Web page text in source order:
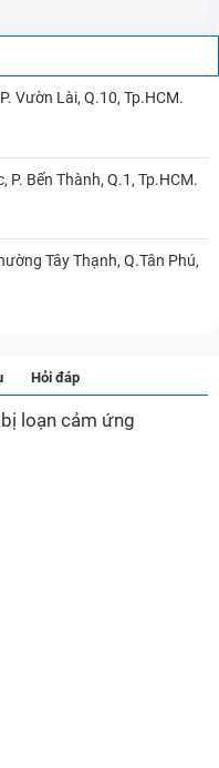
Vườn Lài, Q.10, Tp.HCM.
Bến Thành, Q.1, Tp.HCM.
Tây Thạnh, Q.Tân Phú,
Hỏi đáp
loạn cảm ứng